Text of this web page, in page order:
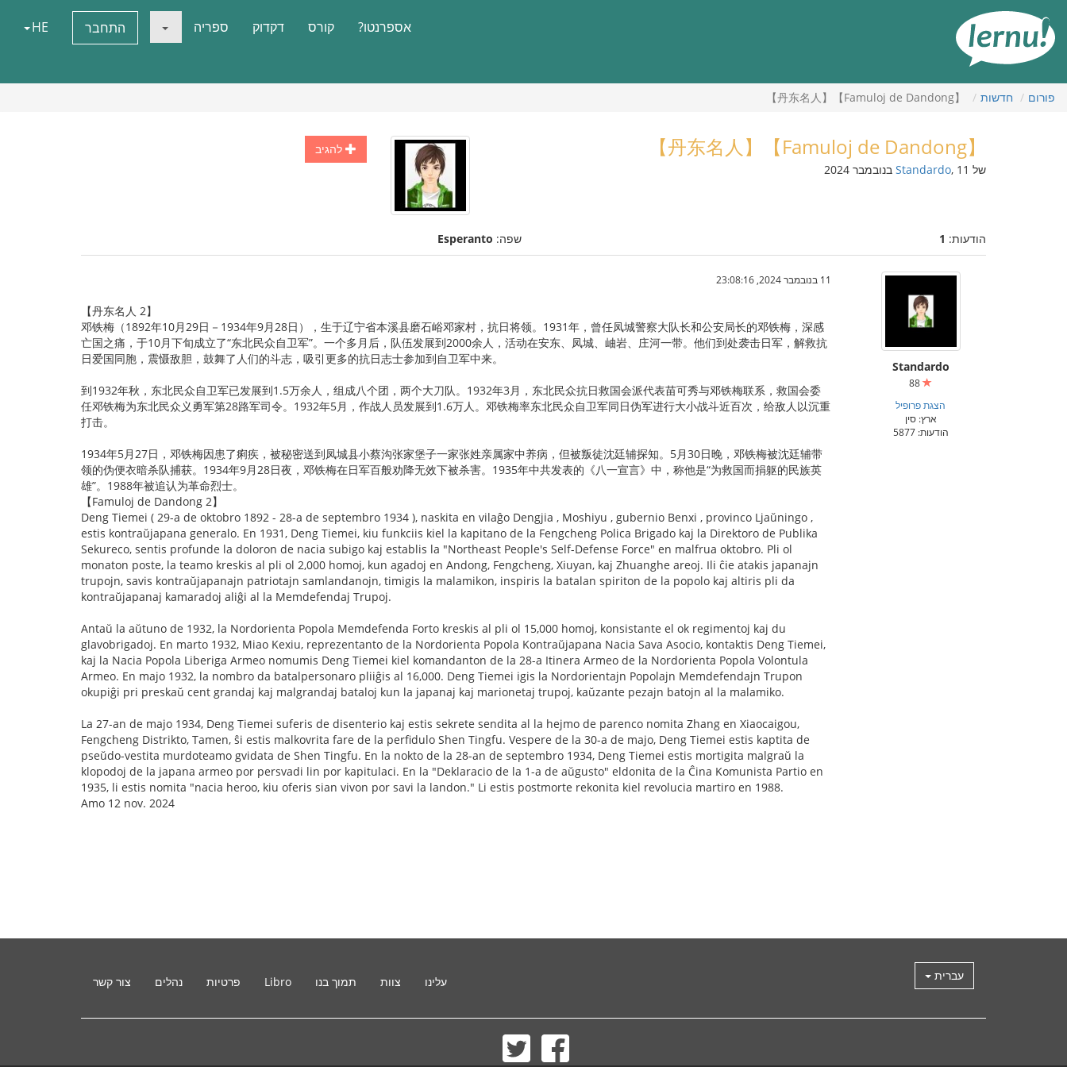
העניינים
אספרנטו? קורס דקדוק ספריה התחבר HE
פורום חדשות 【Famuloj de Dandong】【丹东名人】
להגיב 【Famuloj de Dandong】【丹东名人】
של Standardo, 11 בנובמבר 2024
הודעות: 1 שפה: Esperanto
Standardo
הצגת פרופיל
ארץ: סין
הודעות: 5877
11 בנובמבר 2024, 23:08:16
【丹东名人 2】
邓铁梅（1892年10月29日－1934年9月28日），生于辽宁省本溪县磨石峪邓家村，抗日将领。1931年，曾任凤城警察大队长和公安局长的邓铁梅，深感
亡国之痛，于10月下旬成立了“东北民众自卫军”。一个多月后，队伍发展到2000余人，活动在安东、凤城、岫岩、庄河一带。他们到处袭击日军，解救抗
日爱国同胞，震慑敌胆，鼓舞了人们的斗志，吸引更多的抗日志士参加到自卫军中来。
到1932年秋，东北民众自卫军已发展到1.5万余人，组成八个团，两个大刀队。1932年3月，东北民众抗日救国会派代表苗可秀与邓铁梅联系，救国会委
任邓铁梅为东北民众义勇军第28路军司令。1932年5月，作战人员发展到1.6万人。邓铁梅率东北民众自卫军同日伪军进行大小战斗近百次，给敌人以沉重
打击。
1934年5月27日，邓铁梅因患了痢疾，被秘密送到凤城县小蔡沟张家堡子一家张姓亲属家中养病，但被叛徒沈廷辅探知。5月30日晚，邓铁梅被沈廷辅带
领的伪便衣暗杀队捕获。1934年9月28日夜，邓铁梅在日军百般劝降无效下被杀害。1935年中共发表的《八一宣言》中，称他是“为救国而捐躯的民族英
雄”。1988年被追认为革命烈士。
【Famuloj de Dandong 2】
Deng Tiemei ( 29-a de oktobro 1892 - 28-a de septembro 1934 ), naskita en vilaĝo Dengjia , Moshiyu , gubernio Benxi , provinco Ljaŭningo ,
estis kontraŭjapana generalo. En 1931, Deng Tiemei, kiu funkciis kiel la kapitano de la Fengcheng Polica Brigado kaj la Direktoro de Publika
Sekureco, sentis profunde la doloron de nacia subigo kaj establis la "Northeast People's Self-Defense Force" en malfrua oktobro. Pli ol
monaton poste, la teamo kreskis al pli ol 2,000 homoj, kun agadoj en Andong, Fengcheng, Xiuyan, kaj Zhuanghe areoj. Ili ĉie atakis japanajn
trupojn, savis kontraŭjapanajn patriotajn samlandanojn, timigis la malamikon, inspiris la batalan spiriton de la popolo kaj altiris pli da
kontraŭjapanaj kamaradoj aliĝi al la Memdefendaj Trupoj.
Antaŭ la aŭtuno de 1932, la Nordorienta Popola Memdefenda Forto kreskis al pli ol 15,000 homoj, konsistante el ok regimentoj kaj du
glavobrigadoj. En marto 1932, Miao Kexiu, reprezentanto de la Nordorienta Popola Kontraŭjapana Nacia Sava Asocio, kontaktis Deng Tiemei,
kaj la Nacia Popola Liberiga Armeo nomumis Deng Tiemei kiel komandanton de la 28-a Itinera Armeo de la Nordorienta Popola Volontula
Armeo. En majo 1932, la nombro da batalpersonaro pliiĝis al 16,000. Deng Tiemei igis la Nordorientajn Popolajn Memdefendajn Trupon
okupiĝi pri preskaŭ cent grandaj kaj malgrandaj bataloj kun la japanaj kaj marionetaj trupoj, kaŭzante pezajn batojn al la malamiko.
La 27-an de majo 1934, Deng Tiemei suferis de disenterio kaj estis sekrete sendita al la hejmo de parenco nomita Zhang en Xiaocaigou,
Fengcheng Distrikto, Tamen, ŝi estis malkovrita fare de la perfidulo Shen Tingfu. Vespere de la 30-a de majo, Deng Tiemei estis kaptita de
pseŭdo-vestita murdoteamo gvidata de Shen Tingfu. En la nokto de la 28-an de septembro 1934, Deng Tiemei estis mortigita malgraŭ la
klopodoj de la japana armeo por persvadi lin por kapitulaci. En la "Deklaracio de la 1-a de aŭgusto" eldonita de la Ĉina Komunista Partio en
1935, li estis nomita "nacia heroo, kiu oferis sian vivon por savi la landon." Li estis postmorte rekonita kiel revolucia martiro en 1988.
Amo 12 nov. 2024
עברית עלינו צוות תמוך בנו Libro פרטיות נהלים צור קשר